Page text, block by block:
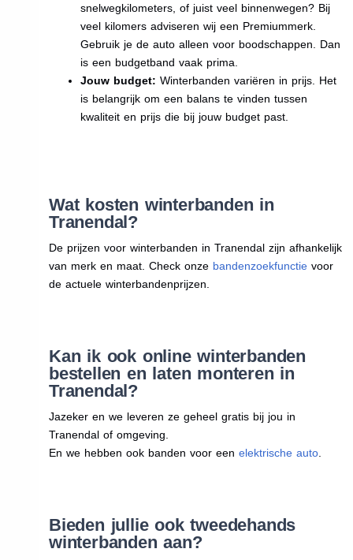
snelwegkilometers, of juist veel binnenwegen? Bij
veel kilomers adviseren wij een Premiummerk.
Gebruik je de auto alleen voor boodschappen. Dan
is een budgetband vaak prima.
Jouw budget: Winterbanden variëren in prijs. Het
is belangrijk om een balans te vinden tussen
kwaliteit en prijs die bij jouw budget past.
Wat kosten winterbanden in
Tranendal?
De prijzen voor winterbanden in Tranendal zijn afhankelijk
van merk en maat. Check onze bandenzoekfunctievoor
de actuele winterbandenprijzen.
Kan ik ook online winterbanden
bestellen en laten monteren in
Tranendal?
Jazeker en we leveren ze geheel gratis bij jou in
Tranendal of omgeving.
En we hebben ook banden voor een elektrische auto.
Bieden jullie ook tweedehands
winterbanden aan?